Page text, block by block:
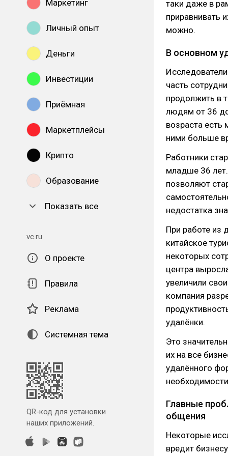
Маркетинг
Личный опыт
Деньги
Инвестиции
Приёмная
Маркетплейсы
Крипто
Образование
Показать все
vc.ru
О проекте
Правила
Реклама
Системная тема
QR-код для установки
наших приложений.
таки даже в
приравнивать
можно.
В основном
часть
продолжить в
людям от 36
возраста есть
ними больше
Работники
младше 36
позволяют
недостатка
При работе из
китайское
некоторых
центра
увеличили
компания
удалёнки.
Это
их на все
удалённого
Главные
общения
Некоторые
вредит